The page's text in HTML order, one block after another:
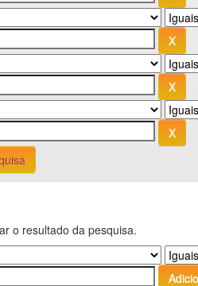
o resultado da pesquisa.